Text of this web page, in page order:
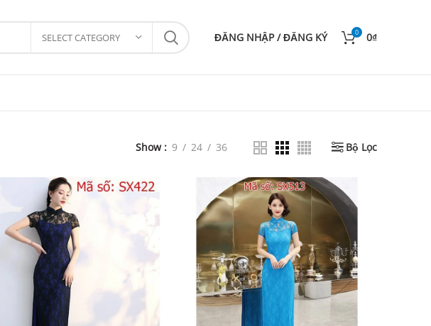
SELECT CATEGORY ĐĂNG NHẬP / ĐĂNG KÝ 0 0₫
Show 9 24 36 Bộ Lọc